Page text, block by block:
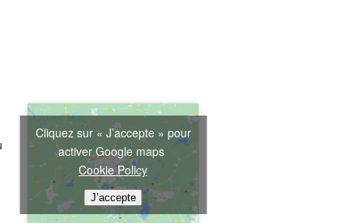
Cliquez sur « J’accepte » pour
activer Google maps
Cookie Policy
J’accepte